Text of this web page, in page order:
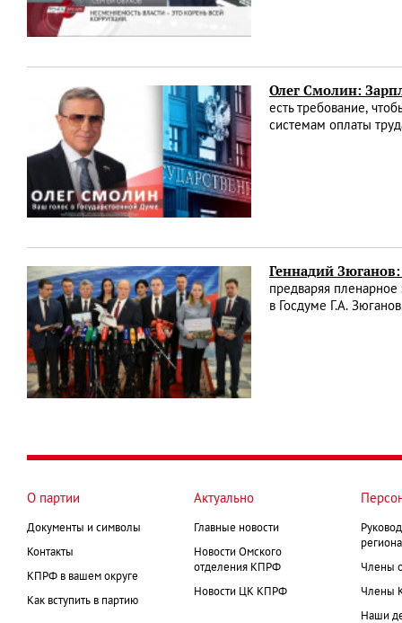
Олег Смолин:
есть требование,
системам оплаты
Геннадий
предваряя
в Госдуме Г.А.
О партии
Документы и символы
Контакты
КПРФ в вашем округе
Как вступить в партию
Актуально
Главные новости
Новости Омского
отделения КПРФ
Новости ЦК КПРФ
Члены
Члены
Наши